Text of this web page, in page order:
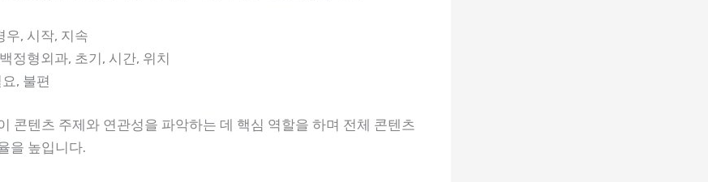
우, 시작, 지속
정형외과, 초기, 시간, 위치
, 불편
콘텐츠 주제와 연관성을 파악하는 데 핵심 역할을 하며 전체 콘텐츠
을 높입니다.